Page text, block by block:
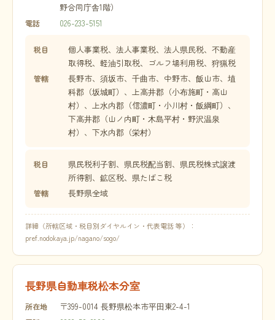
野合同庁舎1階）
電話 026-233-5151
税目
個人事業税、法人事業税、法人県民税、不動産
取得税、軽油引取税、ゴルフ場利用税、狩猟税
管轄
長野市、須坂市、千曲市、中野市、飯山市、埴
科郡（坂城町）、上高井郡（小布施町・高山
村）、上水内郡（信濃町・小川村・飯綱町）、
下高井郡（山ノ内町・木島平村・野沢温泉
村）、下水内郡（栄村）
税目
県民税利子割、県民税配当割、県民税株式譲渡
所得割、鉱区税、県たばこ税
管轄 長野県全域
詳細（所轄区域・税目別ダイヤルイン・代表電話 等）：
pref.nodokaya.jp/nagano/sogo/
長野県自動車税松本分室
所在地 〒399-0014 長野県松本市平田東2-4-1